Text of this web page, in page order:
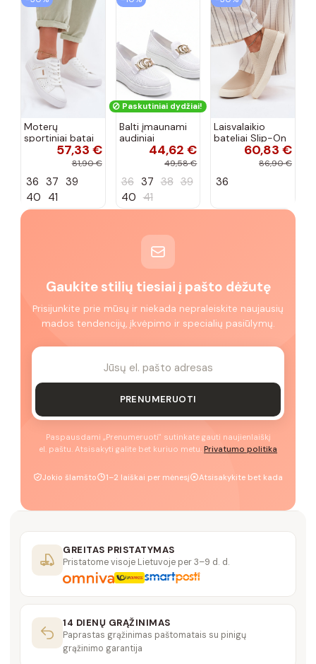
Moterų
sportiniai batai
su ažūro
elementais Big
baltos spalvos
57,33 €
81,90 €
36 37 39
40 41
Paskutiniai dydžiai!
Balti įmaunami
audiniai
sportbačiai su
44,62 €
49,58 €
36 37 38 39
40 41
Laisvalaikio
bateliai Slip-On
Big Star
RR274721 smėlio
60,83 €
86,90 €
36
Gaukite stilių tiesiai į pašto dėžutę
Prisijunkite prie mūsų ir niekada nepraleiskite naujausių
mados tendencijų, įkvėpimo ir specialių pasiūlymų.
PRENUMERUOTI
Paspausdami „Prenumeruoti" sutinkate gauti naujienlaiškį
el. paštu. Atsisakyti galite bet kuriuo metu. Privatumo politika
Jokio šlamšto 1–2 laiškai per mėnesį Atsisakykite bet kada
GREITAS PRISTATYMAS
Pristatome visoje Lietuvoje per 3–9 d. d.
14 DIENŲ GRĄŽINIMAS
Paprastas grąžinimas paštomatais su pinigų
grąžinimo garantija